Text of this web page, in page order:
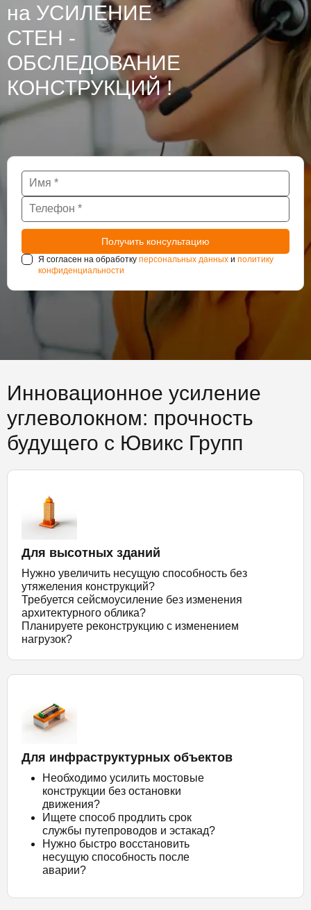
на УСИЛЕНИЕ
СТЕН -
ОБСЛЕДОВАНИЕ
КОНСТРУКЦИЙ !
Я согласен на обработку персональных данных и политику
конфиденциальности
Инновационное усиление
углеволокном: прочность
будущего с Ювикс Групп
Для высотных зданий
Нужно увеличить несущую способность без
утяжеления конструкций?
Требуется сейсмоусиление без изменения
архитектурного облика?
Планируете реконструкцию с изменением
нагрузок?
Для инфраструктурных объектов
Необходимо усилить мостовые
конструкции без остановки
движения?
Ищете способ продлить срок
службы путепроводов и эстакад?
Нужно быстро восстановить
несущую способность после
аварии?